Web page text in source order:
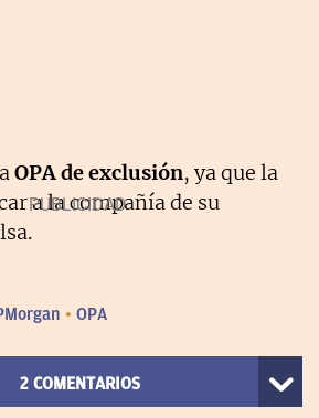
OPA de exclusión, ya que la
a la compañía de su
OPA
2 COMENTARIOS